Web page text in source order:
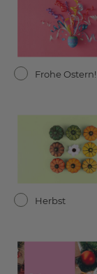
Frohe Ostern!
Herbst